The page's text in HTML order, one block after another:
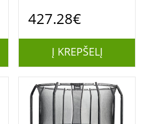
427.28€
Į KREPŠELĮ